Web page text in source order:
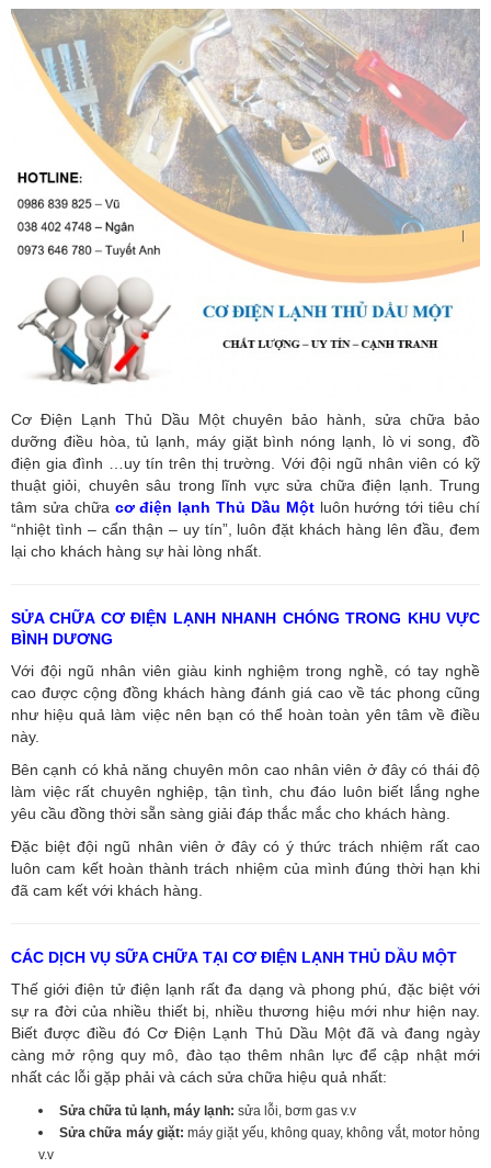
Cơ Điện Lạnh Thủ Dầu Một chuyên bảo hành, sửa chữa bảo
dưỡng điều hòa, tủ lạnh, máy giặt bình nóng lạnh, lò vi song, đồ
điện gia đình …uy tín trên thị trường. Với đội ngũ nhân viên có kỹ
thuật giỏi, chuyên sâu trong lĩnh vực sửa chữa điện lạnh. Trung
tâm sửa chữa cơ điện lạnh Thủ Dầu Mộtluôn hướng tới tiêu chí
“nhiệt tình – cẩn thận – uy tín”, luôn đặt khách hàng lên đầu, đem
lại cho khách hàng sự hài lòng nhất.
SỬA CHỮA CƠ ĐIỆN LẠNH NHANH CHÓNG TRONG KHU VỰC
BÌNH DƯƠNG
Với đội ngũ nhân viên giàu kinh nghiệm trong nghề, có tay nghề
cao được cộng đồng khách hàng đánh giá cao về tác phong cũng
như hiệu quả làm việc nên bạn có thể hoàn toàn yên tâm về điều
này.
Bên cạnh có khả năng chuyên môn cao nhân viên ở đây có thái độ
làm việc rất chuyên nghiệp, tận tình, chu đáo luôn biết lắng nghe
yêu cầu đồng thời sẵn sàng giải đáp thắc mắc cho khách hàng.
Đặc biệt đội ngũ nhân viên ở đây có ý thức trách nhiệm rất cao
luôn cam kết hoàn thành trách nhiệm của mình đúng thời hạn khi
đã cam kết với khách hàng.
CÁC DỊCH VỤ SỮA CHỮA TẠI CƠ ĐIỆN LẠNH THỦ DẦU MỘT
Thế giới điện tử điện lạnh rất đa dạng và phong phú, đặc biệt với
sự ra đời của nhiều thiết bị, nhiều thương hiệu mới như hiện nay.
Biết được điều đó Cơ Điện Lạnh Thủ Dầu Một đã và đang ngày
càng mở rộng quy mô, đào tạo thêm nhân lực để cập nhật mới
nhất các lỗi gặp phải và cách sửa chữa hiệu quả nhất:
Sửa chữa tủ lạnh, máy lạnh: sửa lỗi, bơm gas v.v
Sửa chữa máy giặt:máy giặt yếu, không quay, không vắt, motor hỏng
v.v